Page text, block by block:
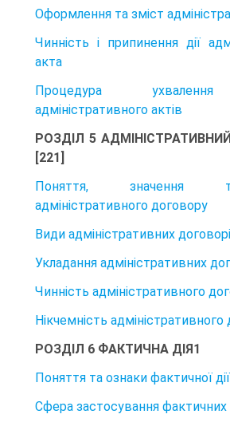
Оформлення та зміст
Чинність і припинення дії
акта
Процедура
адміністративного актів
РОЗДІЛ 5
[221]
Поняття, значення
адміністративного договору
Види адміністративних
Укладання адміністративних
Чинність адміністративного
Нікчемність
РОЗДІЛ 6 ФАКТИЧНА ДІЯ1
Поняття та ознаки фактичної дії
Сфера застосування фактичних